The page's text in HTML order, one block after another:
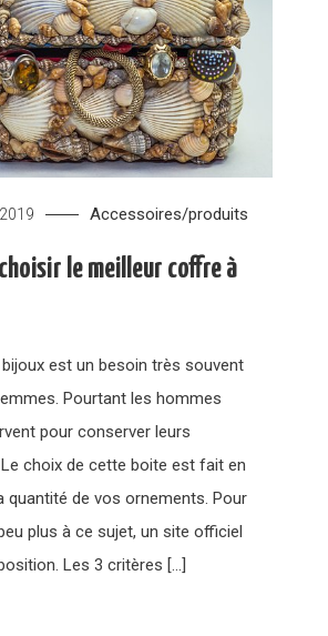
Accessoires/produits
le meilleur coffre à
est un besoin très souvent
Pourtant les hommes
pour conserver leurs
choix de cette boite est fait en
quantité de vos ornements. Pour
plus à ce sujet, un site officiel
Les 3 critères […]